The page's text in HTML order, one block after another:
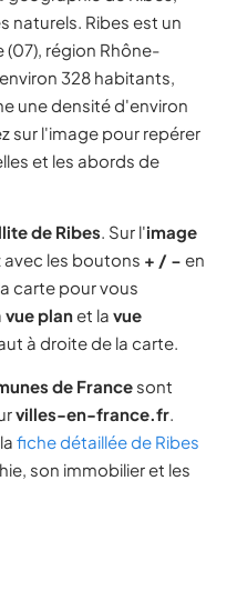
naturels. Ribes est un
(07), région Rhône-
328 habitants,
une densité d'environ
sur l'image pour repérer
et les abords de
de Ribes. Sur l'image
les boutons + / − en
carte pour vous
vue planet la vue
à droite de la carte.
de France sont
villes-en-france.fr.
fiche détaillée de Ribes
son immobilier et les